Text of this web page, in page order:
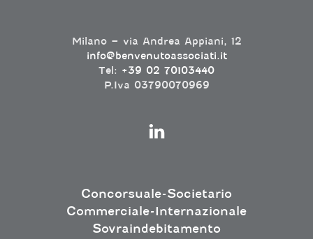
Milano – via Andrea Appiani, 12
info@benvenutoassociati.it
Tel: +39 02 70103440
P.Iva 03790070969
Concorsuale-Societario
Commerciale-Internazionale
Sovraindebitamento